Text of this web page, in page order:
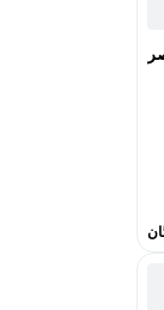
فنی
در سال
اما به جای
روی